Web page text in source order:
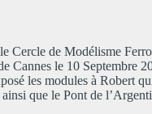
Cercle de Modélisme
Cannes le 10 Septembre
les modules à Robert
que le Pont de